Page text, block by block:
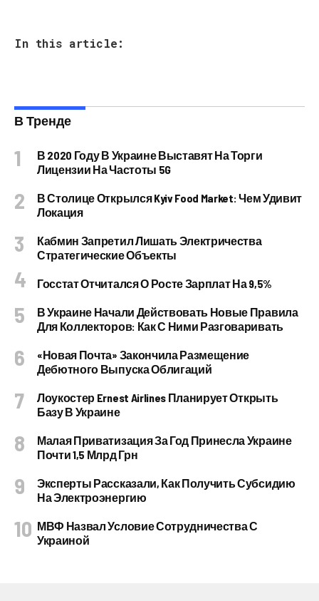
In this article:
В Тренде
В 2020 Году В Украине Выставят На Торги
Лицензии На Частоты 5G
В Столице Открылся Kyiv Food Market: Чем Удивит
Локация
Кабмин Запретил Лишать Электричества
Стратегические Объекты
Госстат Отчитался О Росте Зарплат На 9,5%
В Украине Начали Действовать Новые Правила
Для Коллекторов: Как С Ними Разговаривать
«Новая Почта» Закончила Размещение
Дебютного Выпуска Облигаций
Лоукостер Ernest Airlines Планирует Открыть
Базу В Украине
Малая Приватизация За Год Принесла Украине
Почти 1,5 Млрд Грн
Эксперты Рассказали, Как Получить Субсидию
На Электроэнергию
МВФ Назвал Условие Сотрудничества С
Украиной